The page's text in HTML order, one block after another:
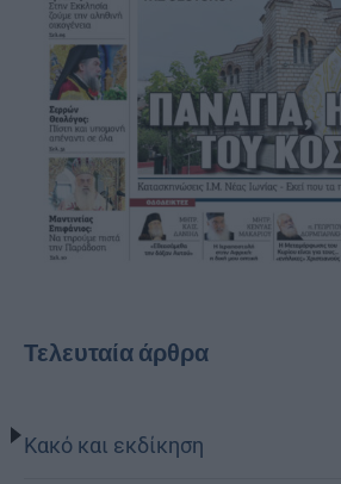
Τελευταία άρθρα
Κακό και εκδίκηση